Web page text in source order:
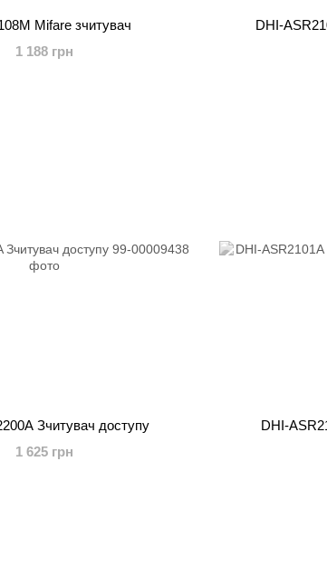
Mifare зчитувач
1 188 грн
DHI-
Зчитувач доступу
1 625 грн
DHI-